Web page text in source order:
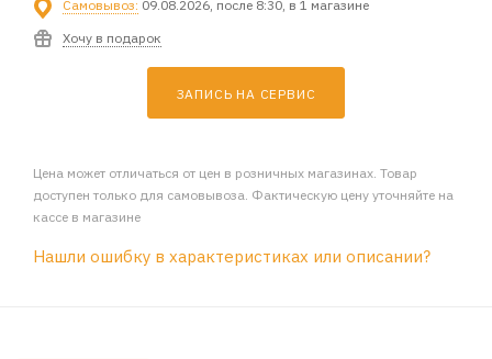
Самовывоз: 09.08.2026, после 8:30, в 1 магазине
Хочу в подарок
ЗАПИСЬ НА СЕРВИС
Цена может отличаться от цен в розничных магазинах. Товар
доступен только для самовывоза. Фактическую цену уточняйте на
кассе в магазине
Нашли ошибку в характеристиках или описании?